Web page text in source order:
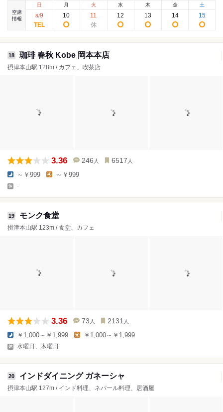
空席
情報
日
8/9
月
10
火
11
水
12
木
13
金
14
土
15
18 珈琲 春秋 Kobe 岡本本店
摂津本山駅 128m / カフェ、喫茶店
3.36 246 人 6517 人
～￥999 ～￥999
-
19 モンク食堂
摂津本山駅 123m / 食堂、カフェ
3.36 73 人 2131 人
￥1,000～￥1,999 ￥1,000～￥1,999
水曜日、木曜日
20 インドダイニング ガネーシャ
摂津本山駅 127m / インド料理、ネパール料理、居酒屋